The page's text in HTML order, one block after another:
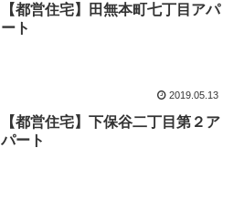
【都営住宅】田無本町七丁目アパ
ート
2019.05.13
【都営住宅】下保谷二丁目第２ア
パート